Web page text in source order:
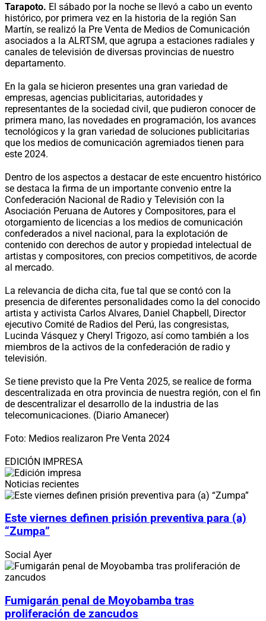
Tarapoto. El sábado por la noche se llevó a cabo un evento
histórico, por primera vez en la historia de la región San
Martín, se realizó la Pre Venta de Medios de Comunicación
asociados a la ALRTSM, que agrupa a estaciones radiales y
canales de televisión de diversas provincias de nuestro
departamento.
En la gala se hicieron presentes una gran variedad de
empresas, agencias publicitarias, autoridades y
representantes de la sociedad civil, que pudieron conocer de
primera mano, las novedades en programación, los avances
tecnológicos y la gran variedad de soluciones publicitarias
que los medios de comunicación agremiados tienen para
este 2024.
Dentro de los aspectos a destacar de este encuentro histórico
se destaca la firma de un importante convenio entre la
Confederación Nacional de Radio y Televisión con la
Asociación Peruana de Autores y Compositores, para el
otorgamiento de licencias a los medios de comunicación
confederados a nivel nacional, para la explotación de
contenido con derechos de autor y propiedad intelectual de
artistas y compositores, con precios competitivos, de acorde
al mercado.
La relevancia de dicha cita, fue tal que se contó con la
presencia de diferentes personalidades como la del conocido
artista y activista Carlos Alvares, Daniel Chapbell, Director
ejecutivo Comité de Radios del Perú, las congresistas,
Lucinda Vásquez y Cheryl Trigozo, así como también a los
miembros de la activos de la confederación de radio y
televisión.
Se tiene previsto que la Pre Venta 2025, se realice de forma
descentralizada en otra provincia de nuestra región, con el fin
de descentralizar el desarrollo de la industria de las
telecomunicaciones. (Diario Amanecer)
Foto: Medios realizaron Pre Venta 2024
EDICIÓN IMPRESA
Noticias recientes
Este viernes definen prisión preventiva para (a)
“Zumpa”
Social Ayer
Fumigarán penal de Moyobamba tras
proliferación de zancudos